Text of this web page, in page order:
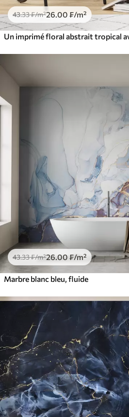
43.33₣/m²26 .00 ₣/m²
43.33₣/m²26.00 ₣/m²
Marbre blanc bleu, fluide